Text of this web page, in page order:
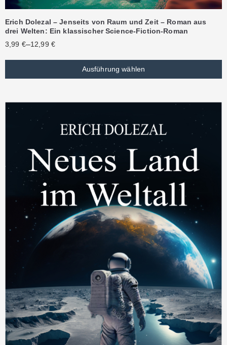
Erich Dolezal – Jenseits von Raum und Zeit – Roman aus
drei Welten: Ein klassischer Science-Fiction-Roman
3,99 €–12,99 €
Ausführung wählen